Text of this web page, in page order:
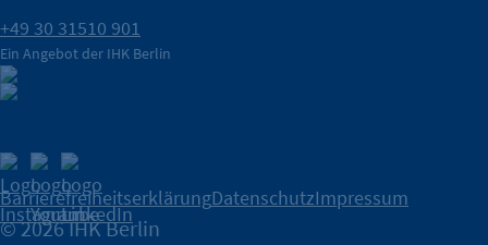
+49 30 31510 901
Ein Angebot der IHK Berlin
© 2026 IHK Berlin
BarrierefreiheitserklärungDatenschutzImpressum